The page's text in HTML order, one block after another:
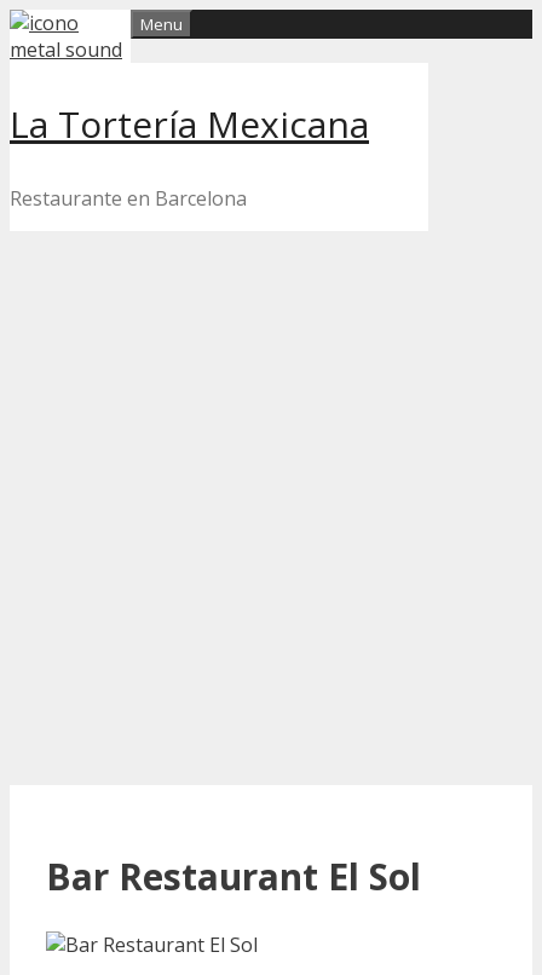
Skip
to
La Tortería Mexicana
Restaurante en Barcelona
Menu
Bar Restaurant El Sol